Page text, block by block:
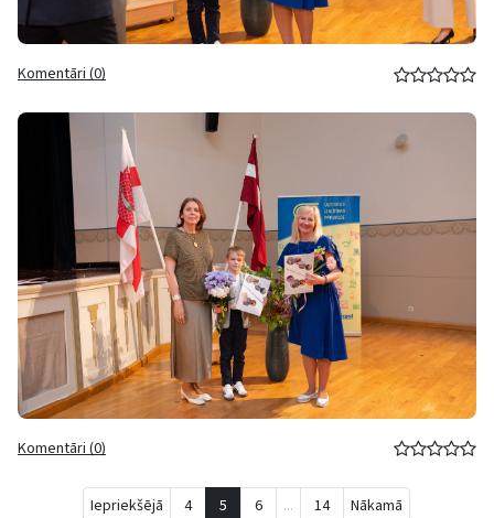
Komentāri (0)
Komentāri (0)
Iepriekšējā 4 5 6 ... 14 Nākamā